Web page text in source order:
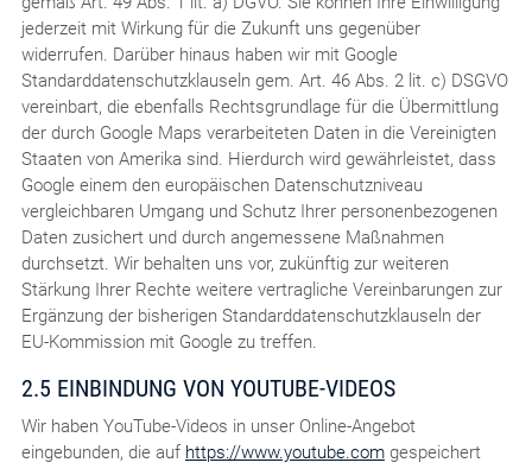
jederzeit mit Wirkung für die Zukunft uns gegenüber
widerrufen. Darüber hinaus haben wir mit Google
Standarddatenschutzklauseln gem. Art. 46 Abs. 2 lit. c) DSGVO
vereinbart, die ebenfalls Rechtsgrundlage für die Übermittlung
der durch Google Maps verarbeiteten Daten in die Vereinigten
Staaten von Amerika sind. Hierdurch wird gewährleistet, dass
Google einem den europäischen Datenschutzniveau
vergleichbaren Umgang und Schutz Ihrer personenbezogenen
Daten zusichert und durch angemessene Maßnahmen
durchsetzt. Wir behalten uns vor, zukünftig zur weiteren
Stärkung Ihrer Rechte weitere vertragliche Vereinbarungen zur
Ergänzung der bisherigen Standarddatenschutzklauseln der
EU-Kommission mit Google zu treffen.
2.5 EINBINDUNG VON YOUTUBE-VIDEOS
Wir haben YouTube-Videos in unser Online-Angebot
eingebunden, die auf https://www.youtube.comgespeichert